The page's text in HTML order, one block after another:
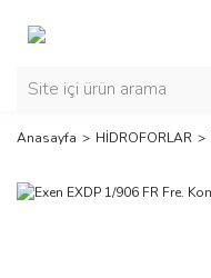
Anasayfa HİDROFORLAR